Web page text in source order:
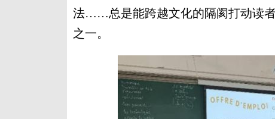
法……总是能跨越文化的隔阂打动读
之一。